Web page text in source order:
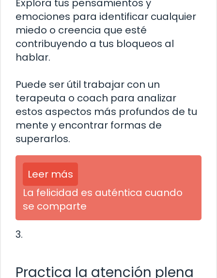
Explora tus pensamientos y
emociones para identificar cualquier
miedo o creencia que esté
contribuyendo a tus bloqueos al
hablar.
Puede ser útil trabajar con un
terapeuta o coach para analizar
estos aspectos más profundos de tu
mente y encontrar formas de
superarlos.
Leer más
La felicidad es auténtica cuando
se comparte
3.
Practica la atención plena